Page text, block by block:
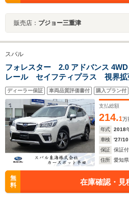
販売店： プジョー三重津
スバル
フォレスター 2.0 アドバンス
レール セイフティプラス 視界
ビ フルセグ Bluetoothオーディ
メラ サイドカメラ バックカメラ
ーミラー ETC2.0
ディーラー保証 車両品質評価書付 購入プラン付
支払総額
214.1万
年式
2018
車検
'27/10
保証
保証付
住所
愛知
無
料
在庫確認・見